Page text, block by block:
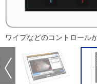
ワイプなどのコントロール